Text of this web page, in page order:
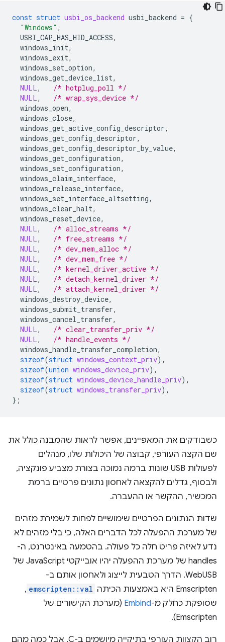
const struct usbi_os_backend usbi_backend = {
"Windows" ,
USBI_CAP_HAS_HID_ACCESS,
windows_init,
windows_exit,
windows_set_option,
windows_get_device_list,
NULL,
/* hotplug_poll */
NULL,
/* wrap_sys_device */
windows_open,
windows_close,
windows_get_active_config_descriptor,
windows_get_config_descriptor,
windows_get_config_descriptor_by_value,
windows_get_configuration,
windows_set_configuration,
windows_claim_interface,
windows_release_interface,
windows_set_interface_altsetting,
windows_clear_halt,
windows_reset_device,
NULL,
/* alloc_streams */
NULL,
/* free_streams */
NULL,
/* dev_mem_alloc */
NULL,
/* dev_mem_free */
NULL,
/* kernel_driver_active */
NULL,
/* detach_kernel_driver */
NULL,
/* attach_kernel_driver */
windows_destroy_device,
windows_submit_transfer,
windows_cancel_transfer,
NULL,
/* clear_transfer_priv */
NULL,
/* handle_events */
windows_handle_transfer_completion,
sizeof(struct windows_context_priv),
sizeof(union windows_device_priv),
sizeof(struct windows_device_handle_priv),
sizeof(struct windows_transfer_priv),
};
כשבודקים את המאפיינים, אפשר לראות שהמבנה כולל את
שם הקצה העורפי, קבוצה של היכולות שלו, מנהלים
לפעולות USB שונות ברמה נמוכה בצורת מצביע פונקציה,
ולבסוף, גדלים להקצאה לאחסון נתונים פרטיים ברמת
המכשיר, ההקשר או ההעברה.
שדות הנתונים הפרטיים שימושיים לפחות לשמירת מזהים
של מערכת ההפעלה לכל הדברים האלה, כי בלי מזהים לא
נדע לאיזה פריט חלה כל פעולה. בהטמעה באינטרנט, ה-
handles של מערכת ההפעלה יהיו אובייקטי JavaScript של
WebUSB. הדרך הטבעית לייצוג ולאחסון אותם ב-
Emscripten היא באמצעות הכיתה
emscripten::val
,
שסופקת כחלק מ-Embind (מערכת הקישורים של
Emscripten).
רוב הקצוות העורפי בתיקייה מיושמים ב-C, אבל כמה מהם